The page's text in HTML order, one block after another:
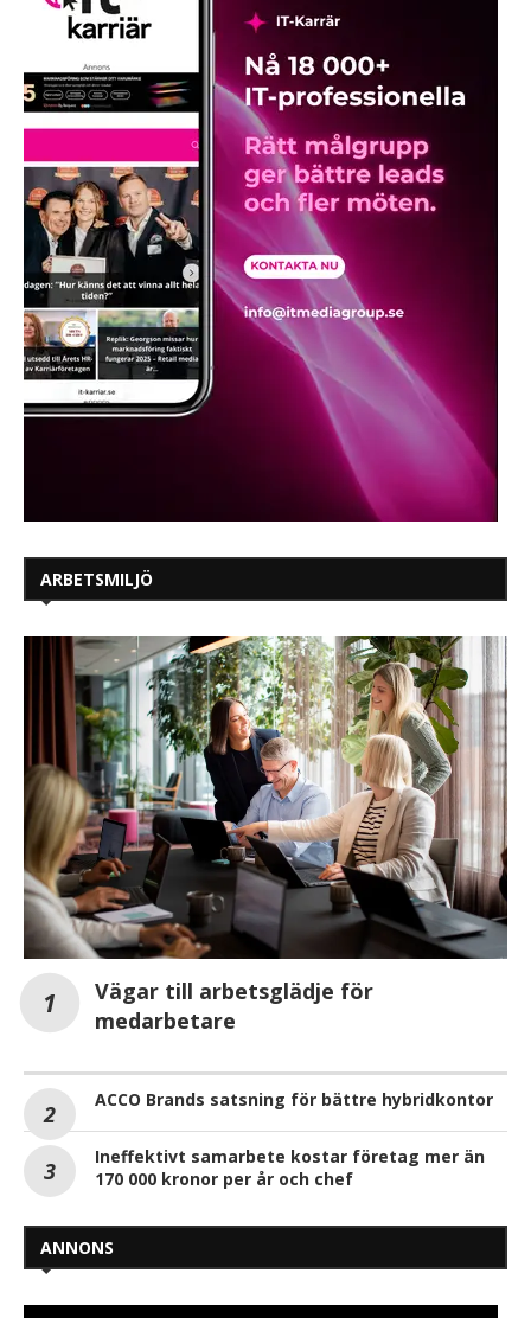
ARBETSMILJÖ
Vägar till arbetsglädje för
medarbetare
ACCO Brands satsning för bättre hybridkontor
Ineffektivt samarbete kostar företag mer än
170 000 kronor per år och chef
ANNONS